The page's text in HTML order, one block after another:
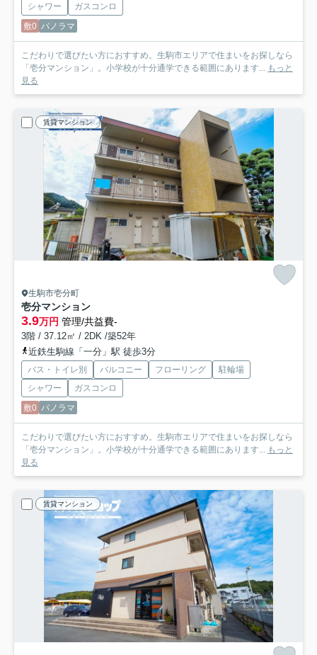
シャワー
ガスコンロ
敷0 パノラマ
こだわりで選びたい方におすすめ。生駒市エリアで住まいをお探しなら
「壱分マンション」。小学校が十分通学できる範囲にあります...
もっと
見る
賃貸マンション
生駒市壱分町
壱分マンション
3.9万円 管理/共益費-
3階 / 37.12㎡ / 2DK /築52年
近鉄生駒線「一分」駅 徒歩3分
バス・トイレ別 バルコニー フローリング
駐輪場
シャワー
ガスコンロ
敷0 パノラマ
こだわりで選びたい方におすすめ。生駒市エリアで住まいをお探しなら
「壱分マンション」。小学校が十分通学できる範囲にあります...
もっと
見る
賃貸マンション